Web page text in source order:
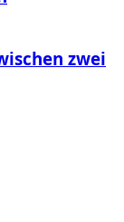
zwei